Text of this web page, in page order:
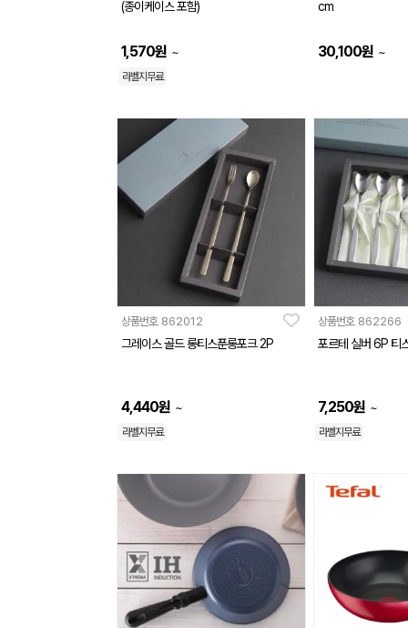
(종이케이스 포함)
1,570원 ~
라벨지무료
cm
30,100원 ~
상품번호 862012
그레이스 골드 롱티스푼롱포크 2P
4,440원 ~
라벨지무료
상품번호 862266
포르테 실버 6P 티
7,250원 ~
라벨지무료